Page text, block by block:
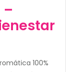
–
100%